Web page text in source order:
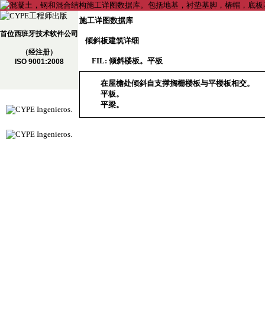
首位西班牙技术软件公司
（经注册）
ISO 9001:2008
施工详图数据库
倾斜板建筑详细
FIL: 倾斜楼板。平板
在屋檐处倾斜自支撑搁栅楼板与平楼板相交。
平板。
平梁。